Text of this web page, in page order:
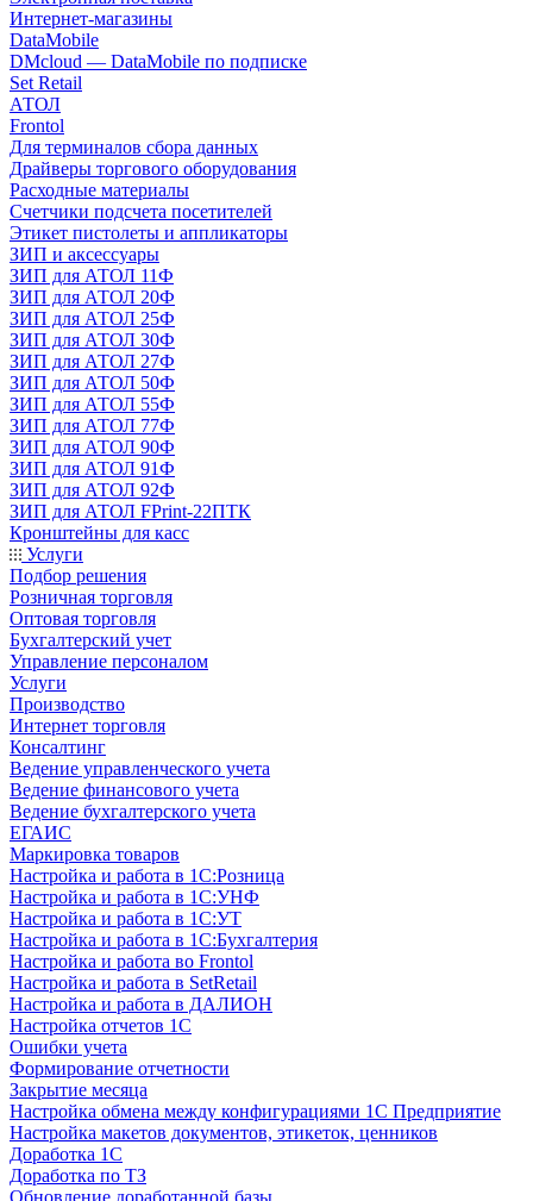
Интернет-магазины
DataMobile
DMcloud — DataMobile по подписке
Set Retail
АТОЛ
Frontol
Для терминалов сбора данных
Драйверы торгового оборудования
Расходные материалы
Счетчики подсчета посетителей
Этикет пистолеты и аппликаторы
ЗИП и аксессуары
ЗИП для АТОЛ 11Ф
ЗИП для АТОЛ 20Ф
ЗИП для АТОЛ 25Ф
ЗИП для АТОЛ 30Ф
ЗИП для АТОЛ 27Ф
ЗИП для АТОЛ 50Ф
ЗИП для АТОЛ 55Ф
ЗИП для АТОЛ 77Ф
ЗИП для АТОЛ 90Ф
ЗИП для АТОЛ 91Ф
ЗИП для АТОЛ 92Ф
ЗИП для АТОЛ FPrint-22ПТК
Кронштейны для касс
Услуги
Подбор решения
Розничная торговля
Оптовая торговля
Бухгалтерский учет
Управление персоналом
Услуги
Производство
Интернет торговля
Консалтинг
Ведение управленческого учета
Ведение финансового учета
Ведение бухгалтерского учета
ЕГАИС
Маркировка товаров
Настройка и работа в 1С:Розница
Настройка и работа в 1С:УНФ
Настройка и работа в 1С:УТ
Настройка и работа в 1С:Бухгалтерия
Настройка и работа во Frontol
Настройка и работа в SetRetail
Настройка и работа в ДАЛИОН
Настройка отчетов 1С
Ошибки учета
Формирование отчетности
Закрытие месяца
Настройка обмена между конфигурациями 1С Предприятие
Настройка макетов документов, этикеток, ценников
Доработка 1С
Доработка по ТЗ
Обновление доработанной базы